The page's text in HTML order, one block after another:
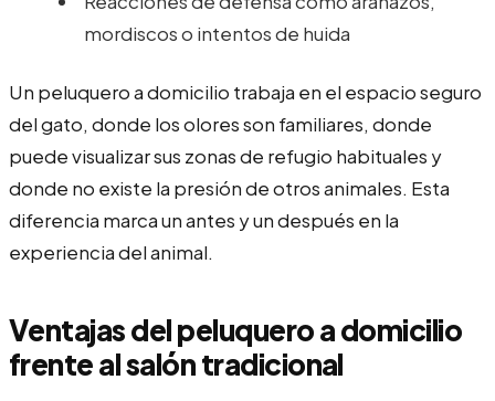
mordiscos o intentos de huida
Un peluquero a domicilio trabaja en el espacio seguro
del gato, donde los olores son familiares, donde
puede visualizar sus zonas de refugio habituales y
donde no existe la presión de otros animales. Esta
diferencia marca un antes y un después en la
experiencia del animal.
Ventajas del peluquero a domicilio
frente al salón tradicional